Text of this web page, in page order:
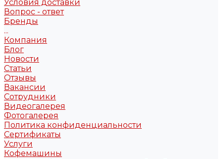
Условия доставки
Вопрос - ответ
Бренды
...
Компания
Блог
Новости
Статьи
Отзывы
Вакансии
Сотрудники
Видеогалерея
Фотогалерея
Политика конфиденциальности
Сертификаты
Услуги
Кофемашины